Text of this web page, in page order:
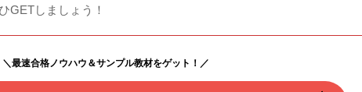
GETしましょう！
＼最速合格ノウハウ＆サンプル教材をゲット！／